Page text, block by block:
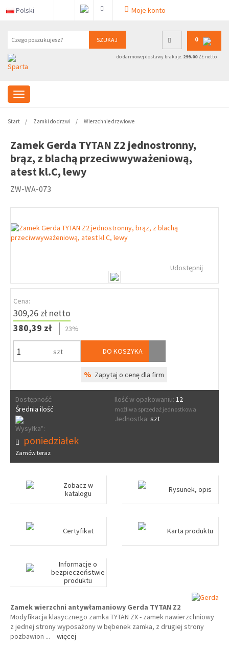
Polski Moje konto
SZUKAJ 0
do darmowej dostawy brakuje: 299.00ZŁ netto
Start Zamki do drzwi Wierzchnie drzwiowe
Zamek Gerda TYTAN Z2 jednostronny,
brąz, z blachą przeciwwyważeniową,
atest kl.C, lewy
ZW-WA-073
Udostępnij
Cena:
309,26 zł netto
380,39 zł
23%
szt DO KOSZYKA
% Zapytaj o cenę dla firm
Dostępność:
Średnia ilość
Ilość w opakowaniu: 12
możliwa sprzedaż jednostkowa
Jednostka: szt
Wysyłka*:
poniedziałek
Zamów teraz
Zobacz w
katalogu
Rysunek, opis
Certyfikat Karta produktu
Informacje o
bezpieczeństwie
produktu
Zamek wierzchni antywłamaniowy Gerda TYTAN Z2
Modyfikacja klasycznego zamka TYTAN ZX - zamek nawierzchniowy
z jednej strony wyposażony w bębenek zamka, z drugiej strony
pozbawion ... więcej